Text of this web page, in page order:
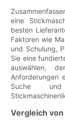
eine
besten
Faktoren wie
und Schulung,
Sie eine
auswählen,
Anforderungen
Suche
Vergleich